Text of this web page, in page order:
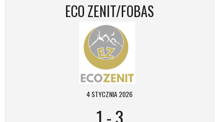
ECO ZENIT/FOBAS
4 STYCZNIA 2026